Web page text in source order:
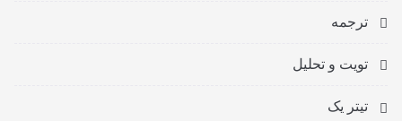
ترجمه
تویت و تحلیل
تیتر یک